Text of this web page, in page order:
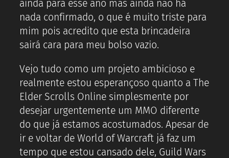
ainda para esse ano mas ainda não há
nada confirmado, o que é muito triste para
mim pois acredito que esta brincadeira
sairá cara para meu bolso vazio.
Vejo tudo como um projeto ambicioso e
realmente estou esperançoso quanto a The
Elder Scrolls Online simplesmente por
desejar urgentemente um MMO diferente
do que já estamos acostumados. Apesar de
ir e voltar de World of Warcraft já faz um
tempo que estou cansado dele, Guild Wars